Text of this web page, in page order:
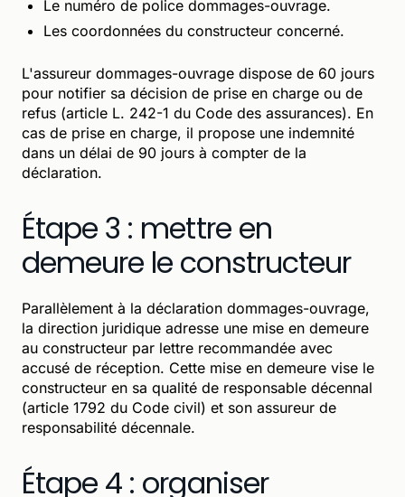
Le numéro de police dommages-ouvrage.
Les coordonnées du constructeur concerné.
L'assureur dommages-ouvrage dispose de 60 jours
pour notifier sa décision de prise en charge ou de
refus (article L. 242-1 du Code des assurances). En
cas de prise en charge, il propose une indemnité
dans un délai de 90 jours à compter de la
déclaration.
Étape 3 : mettre en
demeure le constructeur
Parallèlement à la déclaration dommages-ouvrage,
la direction juridique adresse une mise en demeure
au constructeur par lettre recommandée avec
accusé de réception. Cette mise en demeure vise le
constructeur en sa qualité de responsable décennal
(article 1792 du Code civil) et son assureur de
responsabilité décennale.
Étape 4 : organiser